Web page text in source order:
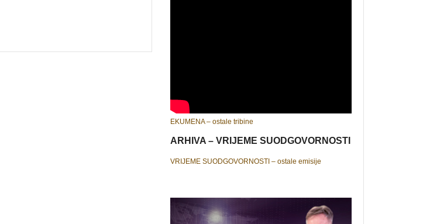
EKUMENA – ostale tribine
ARHIVA – VRIJEME SUODGOVORNOSTI
VRIJEME SUODGOVORNOSTI – ostale emisije